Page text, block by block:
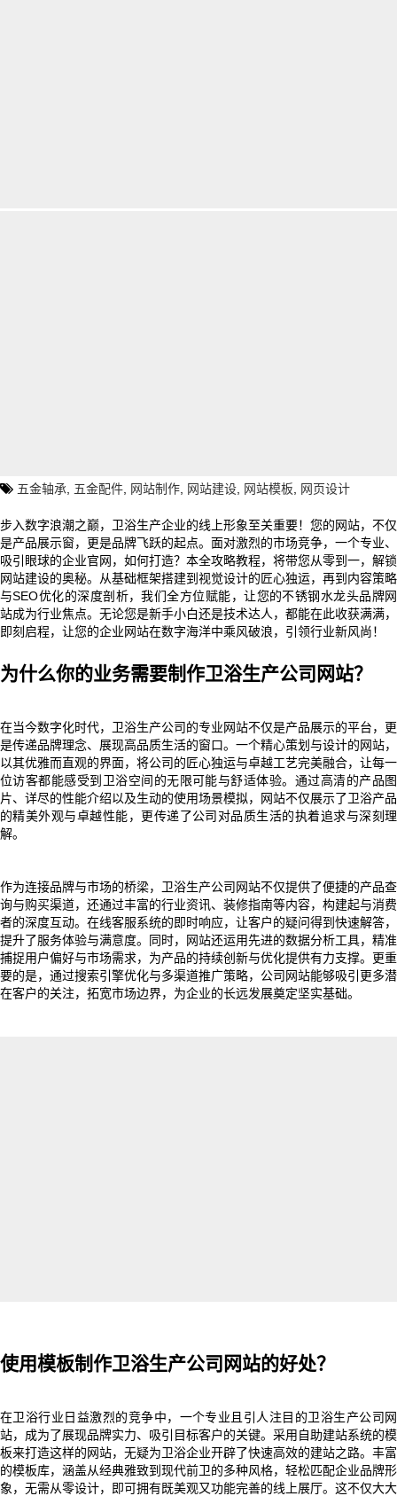
五金轴承 五金配件 网站制作 网站建设 网站模板 网页设计
步入数字浪潮之巅，卫浴生产企业的线上形象至关重要！您的网站，不仅
是产品展示窗，更是品牌飞跃的起点。面对激烈的市场竞争，一个专业、
吸引眼球的企业官网，如何打造？本全攻略教程，将带您从零到一，解锁
网站建设的奥秘。从基础框架搭建到视觉设计的匠心独运，再到内容策略
与SEO优化的深度剖析，我们全方位赋能，让您的不锈钢水龙头品牌网
站成为行业焦点。无论您是新手小白还是技术达人，都能在此收获满满，
即刻启程，让您的企业网站在数字海洋中乘风破浪，引领行业新风尚！
为什么你的业务需要制作卫浴生产公司网站？
在当今数字化时代，卫浴生产公司的专业网站不仅是产品展示的平台，更
是传递品牌理念、展现高品质生活的窗口。一个精心策划与设计的网站，
以其优雅而直观的界面，将公司的匠心独运与卓越工艺完美融合，让每一
位访客都能感受到卫浴空间的无限可能与舒适体验。通过高清的产品图
片、详尽的性能介绍以及生动的使用场景模拟，网站不仅展示了卫浴产品
的精美外观与卓越性能，更传递了公司对品质生活的执着追求与深刻理
解。
作为连接品牌与市场的桥梁，卫浴生产公司网站不仅提供了便捷的产品查
询与购买渠道，还通过丰富的行业资讯、装修指南等内容，构建起与消费
者的深度互动。在线客服系统的即时响应，让客户的疑问得到快速解答，
提升了服务体验与满意度。同时，网站还运用先进的数据分析工具，精准
捕捉用户偏好与市场需求，为产品的持续创新与优化提供有力支撑。更重
要的是，通过搜索引擎优化与多渠道推广策略，公司网站能够吸引更多潜
在客户的关注，拓宽市场边界，为企业的长远发展奠定坚实基础。
使用模板制作卫浴生产公司网站的好处？
在卫浴行业日益激烈的竞争中，一个专业且引人注目的卫浴生产公司网
站，成为了展现品牌实力、吸引目标客户的关键。采用自助建站系统的模
板来打造这样的网站，无疑为卫浴企业开辟了快速高效的建站之路。丰富
的模板库，涵盖从经典雅致到现代前卫的多种风格，轻松匹配企业品牌形
象，无需从零设计，即可拥有既美观又功能完善的线上展厅。这不仅大大